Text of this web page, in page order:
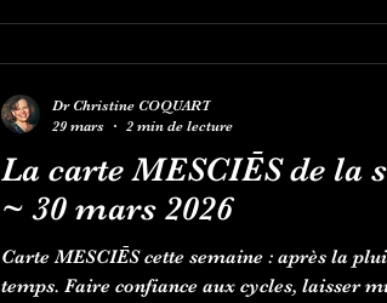
La carte MESCIĒS de la
~ 30 mars 2026
Carte MESCIĒS cette semaine : après la
temps. Faire confiance aux cycles, laisser
Dr Christine COQUART
29 mars
2 min de lecture